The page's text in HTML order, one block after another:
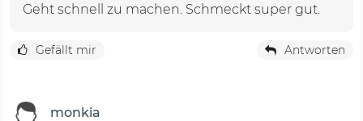
Geht schnell zu machen. Schmeckt super gut.
Gefällt mir Antworten
monkia